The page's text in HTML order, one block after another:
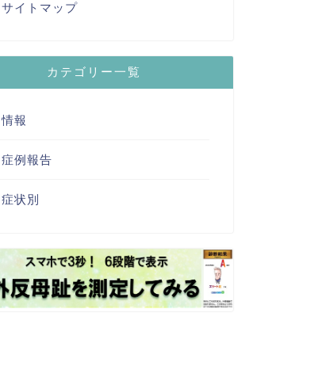
サイトマップ
カテゴリー一覧
情報
症例報告
症状別